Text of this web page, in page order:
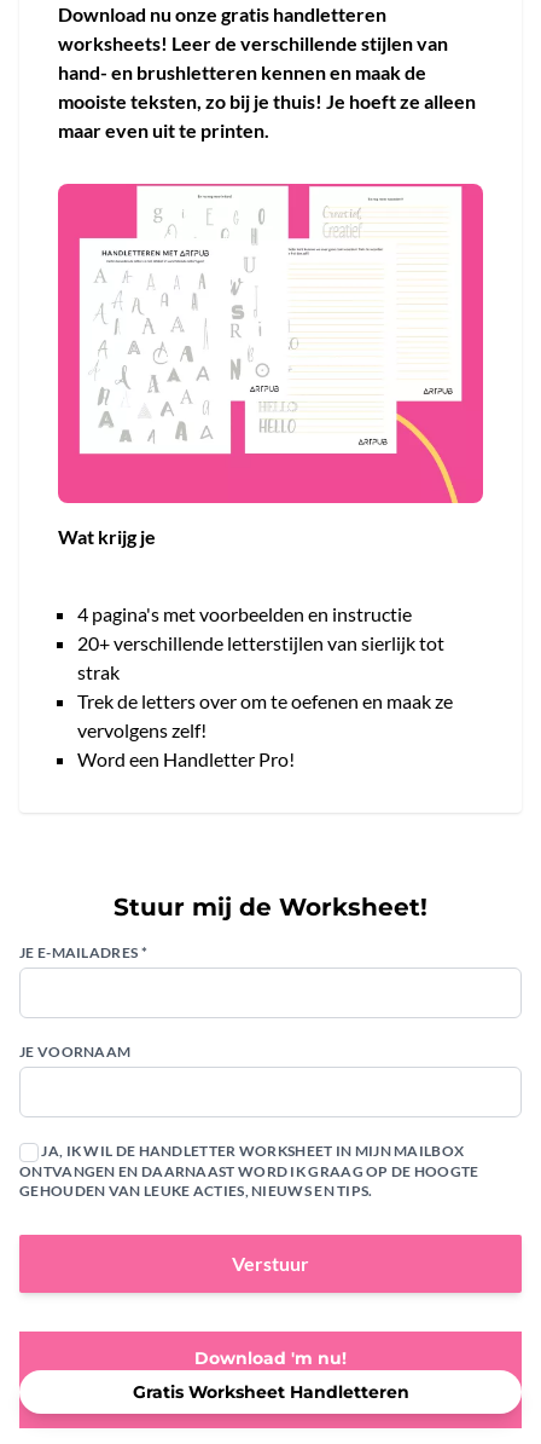
Download nu onze gratis handletteren
worksheets! Leer de verschillende stijlen van
hand- en brushletteren kennen en maak de
mooiste teksten, zo bij je thuis! Je hoeft ze alleen
maar even uit te printen.
Wat krijg je
4 pagina's met voorbeelden en instructie
20+ verschillende letterstijlen van sierlijk tot
strak
Trek de letters over om te oefenen en maak ze
vervolgens zelf!
Word een Handletter Pro!
Stuur mij de Worksheet!
JE E-MAILADRES *
JE VOORNAAM
JA, IK WIL DE HANDLETTER WORKSHEET IN MIJN MAILBOX
ONTVANGEN EN DAARNAAST WORD IK GRAAG OP DE HOOGTE
GEHOUDEN VAN LEUKE ACTIES, NIEUWS EN TIPS.
Verstuur
Download 'm nu!
Gratis Worksheet Handletteren